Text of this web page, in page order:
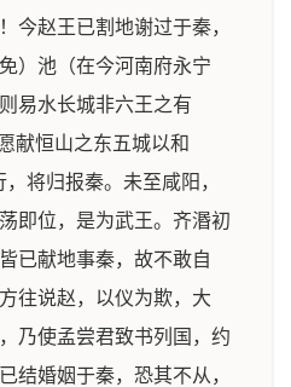
今赵王已割地谢过于秦，
）池（在今河南府永宁
易水长城非六王之有
献恒山之东五城以和
将归报秦。未至咸阳，
即位，是为武王。齐湣初
已献地事秦，故不敢自
往说赵，以仪为欺，大
乃使孟尝君致书列国，约
结婚姻于秦，恐其不从，